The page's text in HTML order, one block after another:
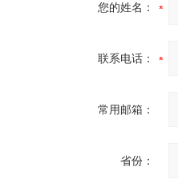
您的姓名：
联系电话：
常用邮箱：
省份：